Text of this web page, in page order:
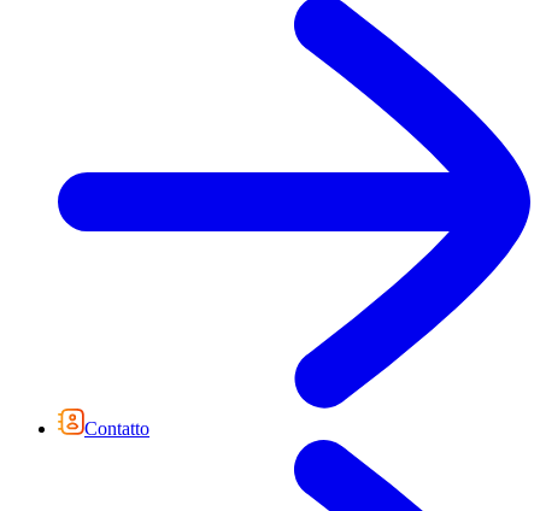
Contatto